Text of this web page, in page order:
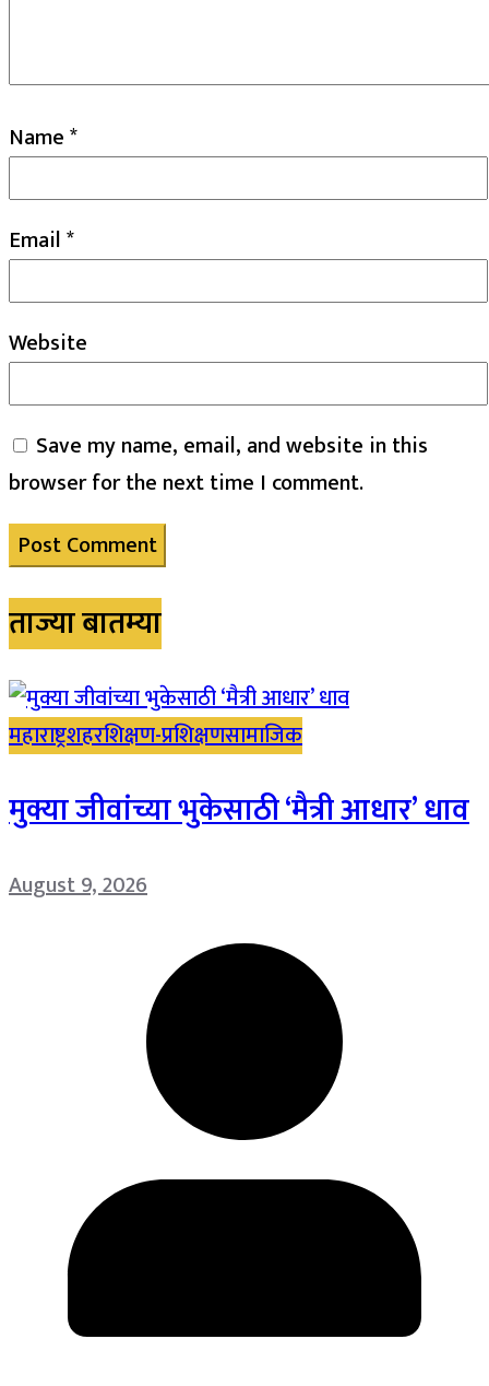
Name*
Email*
Website
Save my name, email, and website in this
browser for the next time I comment.
ताज्या बातम्या
महाराष्ट्रशहरशिक्षण-प्रशिक्षणसामाजिक
मुक्या जीवांच्या भुकेसाठी ‘मैत्री आधार’ धाव
August 9, 2026